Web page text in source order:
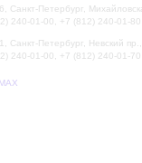
Санкт-Петербург,
240-01-00, +7 (812) 240-01-80
Санкт-Петербург, Невский
240-01-00, +7 (812) 240-01-70
MAX